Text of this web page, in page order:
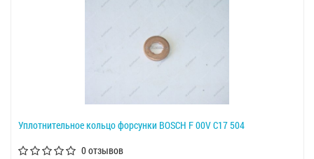
Уплотнительное кольцо форсунки BOSCH F 00V C17 504
0 отзывов